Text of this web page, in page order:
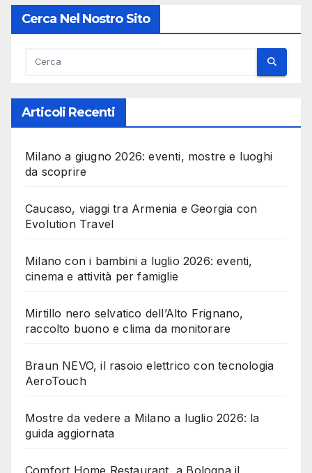
Cerca Nel Nostro Sito
Articoli Recenti
Milano a giugno 2026: eventi, mostre e luoghi
da scoprire
Caucaso, viaggi tra Armenia e Georgia con
Evolution Travel
Milano con i bambini a luglio 2026: eventi,
cinema e attività per famiglie
Mirtillo nero selvatico dell’Alto Frignano,
raccolto buono e clima da monitorare
Braun NEVO, il rasoio elettrico con tecnologia
AeroTouch
Mostre da vedere a Milano a luglio 2026: la
guida aggiornata
Comfort Home Restaurant, a Bologna il